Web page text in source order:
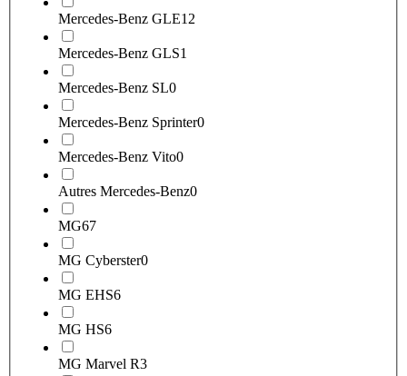
Mercedes-Benz GLE12
Mercedes-Benz GLS1
Mercedes-Benz SL0
Mercedes-Benz Sprinter0
Mercedes-Benz Vito0
Autres Mercedes-Benz0
MG67
MG Cyberster0
MG EHS6
MG HS6
MG Marvel R3